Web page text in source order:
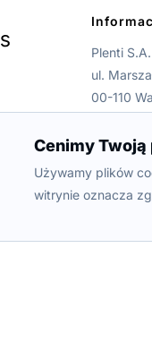
Plenti S.A.
ul.
00-110
Cenimy
Używamy plików
witrynie oznacza